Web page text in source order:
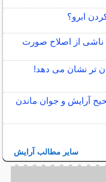
ابرو؟
از اصلاح صورت
آرایش و جوان ماندن
سایر مطالب آرایش